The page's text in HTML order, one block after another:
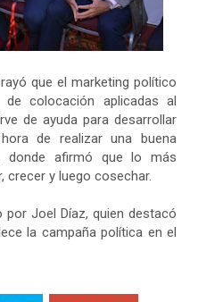
que el marketing político
colocación aplicadas al
de ayuda para desarrollar
de realizar una buena
donde afirmó que lo más
crecer y luego cosechar.
Joel Díaz, quien destacó
la campaña política en el